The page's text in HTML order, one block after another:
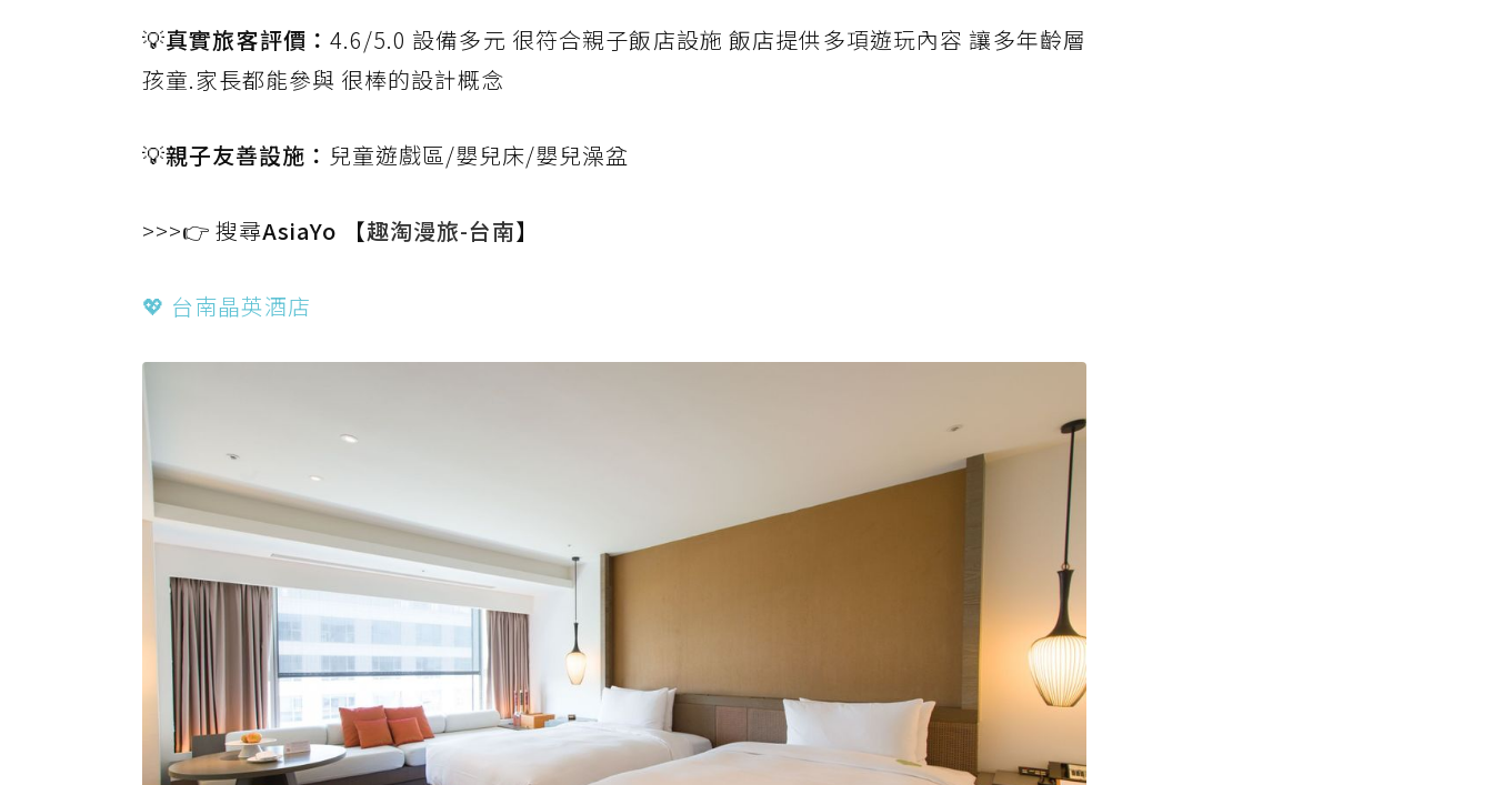
💡真實旅客評價：4.6/5.0 設備多元 很符合親子飯店設施 飯店提供多項遊玩內容 讓多年齡層
孩童.家長都能參與 很棒的設計概念
💡親子友善設施： 兒童遊戲區/嬰兒床/嬰兒澡盆
>>>👉 搜尋AsiaYo 【趣淘漫旅-台南】
💖 台南晶英酒店